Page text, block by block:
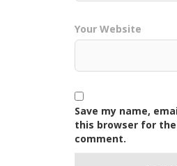
Your Website
Save my name,
this browser for
comment.